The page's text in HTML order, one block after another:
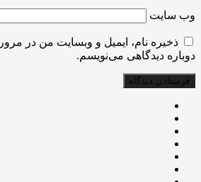
وب‌ سایت
ذخیره نام، ایمیل و وبسایت من در
دوباره دیدگاهی می‌نویسم.